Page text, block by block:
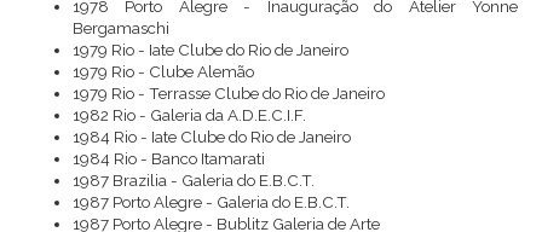
1978 Porto Alegre - Inauguração do Atelier Yonne
Bergamaschi
1979 Rio - Iate Clube do Rio de Janeiro
1979 Rio - Clube Alemão
1979 Rio - Terrasse Clube do Rio de Janeiro
1982 Rio - Galeria da A.D.E.C.I.F.
1984 Rio - Iate Clube do Rio de Janeiro
1984 Rio - Banco Itamarati
1987 Brazilia - Galeria do E.B.C.T.
1987 Porto Alegre - Galeria do E.B.C.T.
1987 Porto Alegre - Bublitz Galeria de Arte